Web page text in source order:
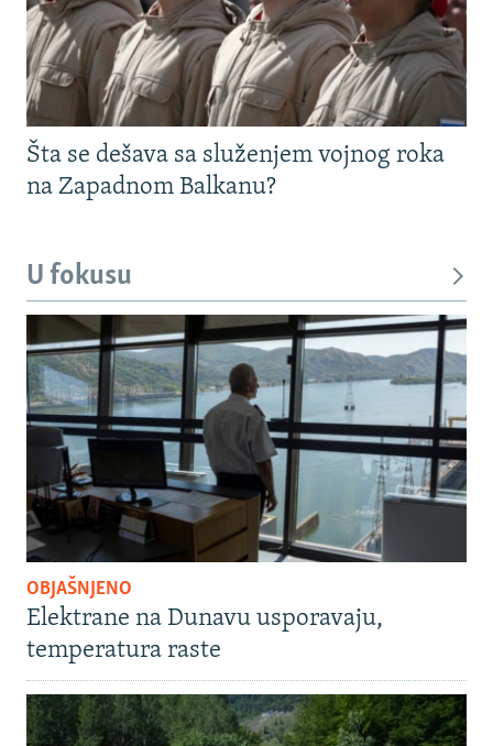
Šta se dešava sa služenjem vojnog roka
na Zapadnom Balkanu?
U fokusu
OBJAŠNJENO
Elektrane na Dunavu usporavaju,
temperatura raste